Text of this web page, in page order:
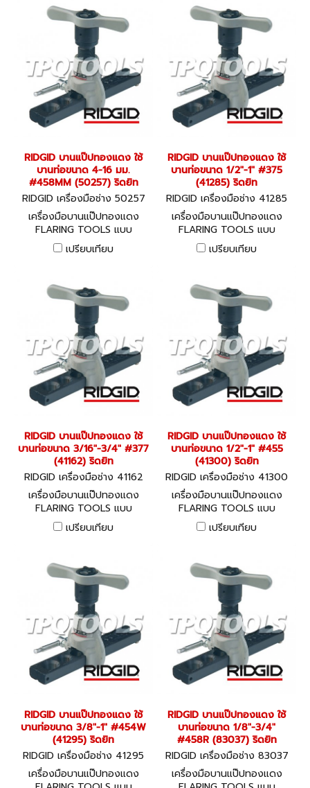
RIDGID บานแป๊ปทองแดง ใช้
บานท่อขนาด 4-16 มม.
#458MM (50257) ริดยิท
RIDGID เครื่องมือช่าง 50257
เครื่องมือบานแป๊ปทองแดง
FLARING TOOLS แบบ
RATCHET รุ่น 458R
เปรียบเทียบ
RIDGID บานแป๊ปทองแดง ใช้
บานท่อขนาด 1/2"-1" #375
(41285) ริดยิท
RIDGID เครื่องมือช่าง 41285
เครื่องมือบานแป๊ปทองแดง
FLARING TOOLS แบบ
RATCHET รุ่น 458R
เปรียบเทียบ
RIDGID บานแป๊ปทองแดง ใช้
บานท่อขนาด 3/16"-3/4" #377
(41162) ริดยิท
RIDGID เครื่องมือช่าง 41162
เครื่องมือบานแป๊ปทองแดง
FLARING TOOLS แบบ
RATCHET รุ่น 458R
เปรียบเทียบ
RIDGID บานแป๊ปทองแดง ใช้
บานท่อขนาด 1/2"-1" #455
(41300) ริดยิท
RIDGID เครื่องมือช่าง 41300
เครื่องมือบานแป๊ปทองแดง
FLARING TOOLS แบบ
RATCHET รุ่น 458R
เปรียบเทียบ
RIDGID บานแป๊ปทองแดง ใช้
บานท่อขนาด 3/8"-1" #454W
(41295) ริดยิท
RIDGID เครื่องมือช่าง 41295
เครื่องมือบานแป๊ปทองแดง
RIDGID บานแป๊ปทองแดง ใช้
บานท่อขนาด 1/8"-3/4"
#458R (83037) ริดยิท
RIDGID เครื่องมือช่าง 83037
เครื่องมือบานแป๊ปทองแดง